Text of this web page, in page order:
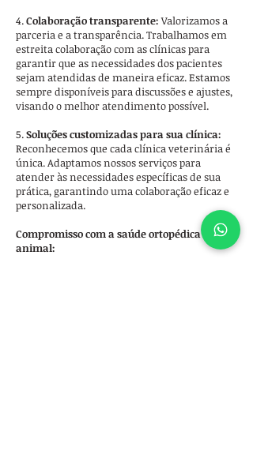
4.Colaboração transparente:Valorizamos a
parceria e a transparência. Trabalhamos em
estreita colaboração com as clínicas para
garantir que as necessidades dos pacientes
sejam atendidas de maneira eficaz. Estamos
sempre disponíveis para discussões e ajustes,
visando o melhor atendimento possível.
5.Soluções customizadas para sua clínica:
Reconhecemos que cada clínica veterinária é
única. Adaptamos nossos serviços para
atender às necessidades específicas de sua
prática, garantindo uma colaboração eficaz e
personalizada.
Compromisso com a saúde ortopédica
animal: